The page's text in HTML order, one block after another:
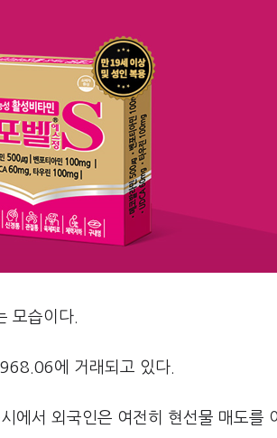
모습이다.
에 거래되고 있다.
에서 외국인은 여전히 현선물 매도를